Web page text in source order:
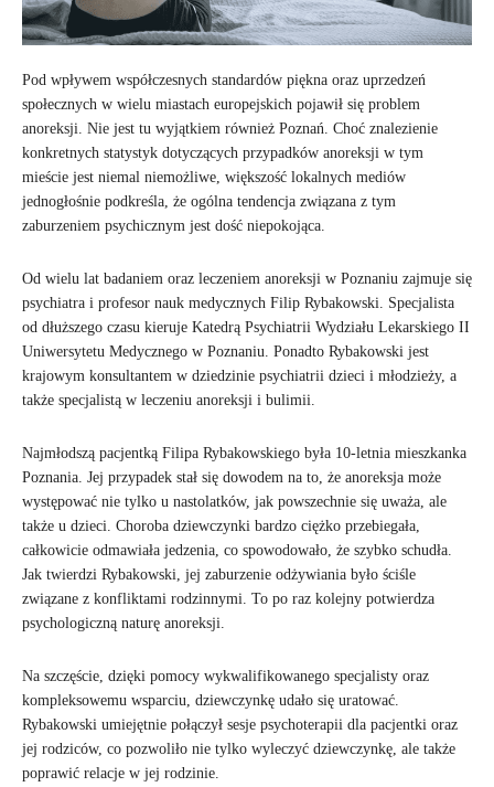
Pod wpływem współczesnych standardów piękna oraz uprzedzeń
społecznych w wielu miastach europejskich pojawił się problem
anoreksji. Nie jest tu wyjątkiem również Poznań. Choć znalezienie
konkretnych statystyk dotyczących przypadków anoreksji w tym
mieście jest niemal niemożliwe, większość lokalnych mediów
jednogłośnie podkreśla, że ogólna tendencja związana z tym
zaburzeniem psychicznym jest dość niepokojąca.
Od wielu lat badaniem oraz leczeniem anoreksji w Poznaniu zajmuje się
psychiatra i profesor nauk medycznych Filip Rybakowski. Specjalista
od dłuższego czasu kieruje Katedrą Psychiatrii Wydziału Lekarskiego II
Uniwersytetu Medycznego w Poznaniu. Ponadto Rybakowski jest
krajowym konsultantem w dziedzinie psychiatrii dzieci i młodzieży, a
także specjalistą w leczeniu anoreksji i bulimii.
Najmłodszą pacjentką Filipa Rybakowskiego była 10-letnia mieszkanka
Poznania. Jej przypadek stał się dowodem na to, że anoreksja może
występować nie tylko u nastolatków, jak powszechnie się uważa, ale
także u dzieci. Choroba dziewczynki bardzo ciężko przebiegała,
całkowicie odmawiała jedzenia, co spowodowało, że szybko schudła.
Jak twierdzi Rybakowski, jej zaburzenie odżywiania było ściśle
związane z konfliktami rodzinnymi. To po raz kolejny potwierdza
psychologiczną naturę anoreksji.
Na szczęście, dzięki pomocy wykwalifikowanego specjalisty oraz
kompleksowemu wsparciu, dziewczynkę udało się uratować.
Rybakowski umiejętnie połączył sesje psychoterapii dla pacjentki oraz
jej rodziców, co pozwoliło nie tylko wyleczyć dziewczynkę, ale także
poprawić relacje w jej rodzinie.